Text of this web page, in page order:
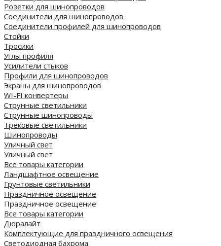
Розетки для шинопроводов
Соединители для шинопроводов
Соединители профилей для шинопроводов
Стойки
Тросики
Углы профиля
Усилители стыков
Профили для шинопроводов
Экраны для шинопроводов
WI-FI конвертеры
Струнные светильники
Струнные шинопроводы
Трековые светильники
Шинопроводы
Уличный свет
Уличный свет
Все товары категории
Ландшафтное освещение
Грунтовые светильники
Праздничное освещение
Праздничное освещение
Все товары категории
Дюралайт
Комплектующие для праздничного освещения
Светодиодная бахрома